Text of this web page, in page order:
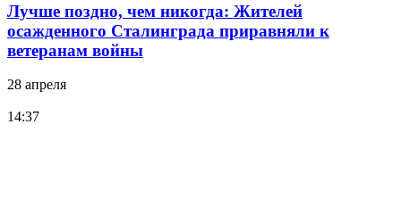
Лучше поздно, чем никогда: Жителей
осажденного Сталинграда приравняли к
ветеранам войны
28 апреля
14:37